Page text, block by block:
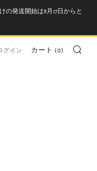
発送開始は8月17日からと
グイン カート (0)